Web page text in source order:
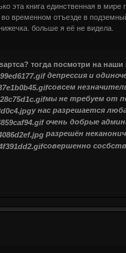
эта книга единственная в
временном отъезде в
больше я её не видела.
тогда посмотри на
депрессия и
совсем
мы не требуем от
у нас разрешается
очень добрые
разрешён
совершенно